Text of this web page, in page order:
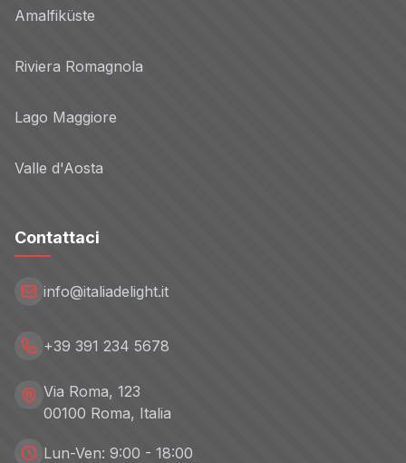
Amalfiküste
Riviera Romagnola
Lago Maggiore
Valle d'Aosta
Contattaci
info@italiadelight.it
+39 391 234 5678
Via Roma, 123
00100 Roma, Italia
Lun-Ven: 9:00 - 18:00